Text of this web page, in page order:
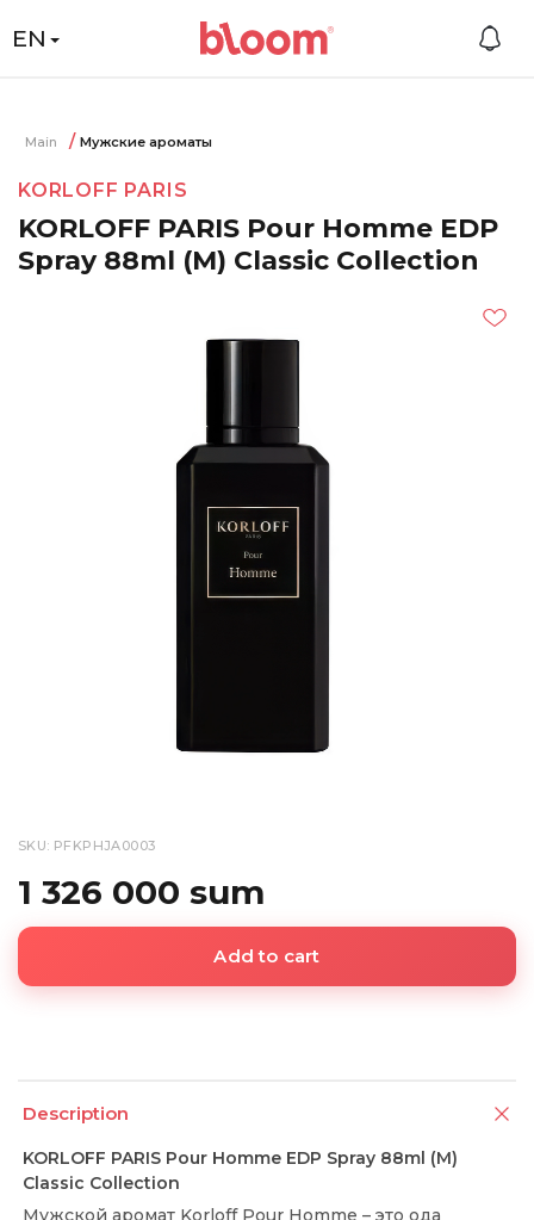
EN
Main Мужские ароматы
KORLOFF PARIS
KORLOFF PARIS Pour Homme EDP
Spray 88ml (M) Classic Collection
SKU: PFKPHJA0003
1 326 000 sum
Add to cart
Description
KORLOFF PARIS Pour Homme EDP Spray 88ml (M)
Classic Collection
Мужской аромат Korloff Pour Homme – это ода